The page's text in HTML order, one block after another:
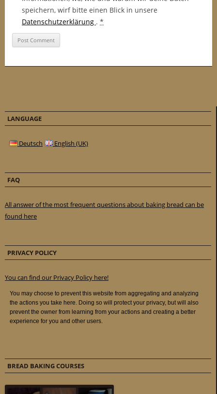
speichern, wirf bitte einen Blick in unsere
Datenschutzerklärung . *
LANGUAGE
Deutsch English (UK)
FAQ
All answer of the most frequent questions about baking bread can be
found here
PRIVACY POLICY
You can find our Privacy Policy here!
BREAD BAKING COURSES